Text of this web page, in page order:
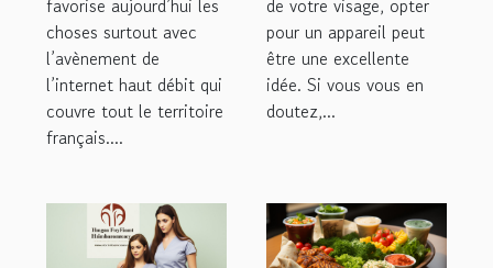
favorise aujourd’hui les
choses surtout avec
l’avènement de
l’internet haut débit qui
couvre tout le territoire
français....
de votre visage, opter
pour un appareil peut
être une excellente
idée. Si vous vous en
doutez,...